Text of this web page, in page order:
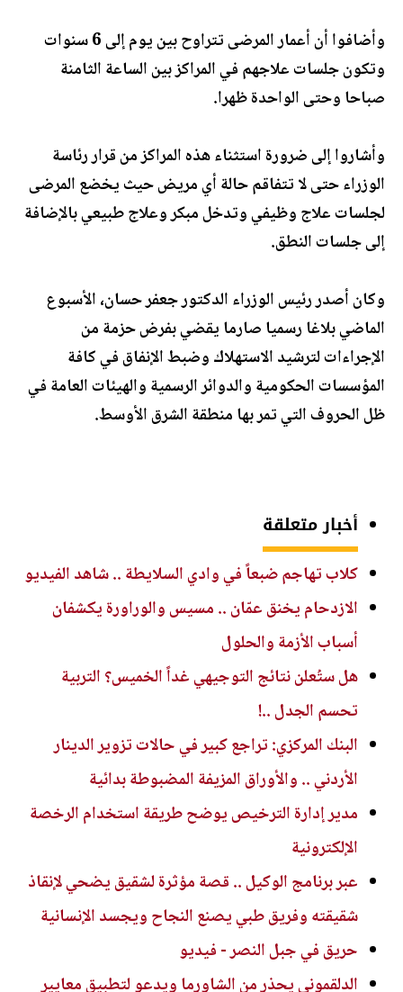
وأضافوا أن أعمار المرضى تتراوح بين يوم إلى 6 سنوات
وتكون جلسات علاجهم في المراكز بين الساعة الثامنة
صباحا وحتى الواحدة ظهرا.
وأشاروا إلى ضرورة استثناء هذه المراكز من قرار رئاسة
الوزراء حتى لا تتفاقم حالة أي مريض حيث يخضع المرضى
لجلسات علاج وظيفي وتدخل مبكر وعلاج طبيعي بالإضافة
إلى جلسات النطق.
وكان أصدر رئيس الوزراء الدكتور جعفر حسان، الأسبوع
الماضي بلاغا رسميا صارما يقضي بفرض حزمة من
الإجراءات لترشيد الاستهلاك وضبط الإنفاق في كافة
المؤسسات الحكومية والدوائر الرسمية والهيئات العامة في
ظل الحروف التي تمر بها منطقة الشرق الأوسط.
أخبار متعلقة
كلاب تهاجم ضبعاً في وادي السلايطة .. شاهد الفيديو
الازدحام يخنق عمّان .. مسيس والوراورة يكشفان
أسباب الأزمة والحلول
هل ستُعلن نتائج التوجيهي غداً الخميس؟ التربية
تحسم الجدل ..!
البنك المركزي: تراجع كبير في حالات تزوير الدينار
الأردني .. والأوراق المزيفة المضبوطة بدائية
مدير إدارة الترخيص يوضح طريقة استخدام الرخصة
الإلكترونية
عبر برنامج الوكيل .. قصة مؤثرة لشقيق يضحي لإنقاذ
شقيقته وفريق طبي يصنع النجاح ويجسد الإنسانية
حريق في جبل النصر - فيديو
الدلقموني يحذر من الشاورما ويدعو لتطبيق معايير